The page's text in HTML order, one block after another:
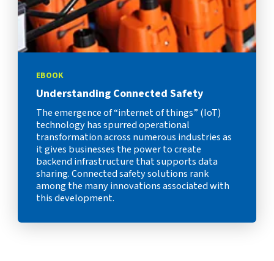
EBOOK
Understanding Connected Safety
The emergence of “internet of things” (IoT)
technology has spurred operational
transformation across numerous industries as
it gives businesses the power to create
backend infrastructure that supports data
sharing. Connected safety solutions rank
among the many innovations associated with
this development.